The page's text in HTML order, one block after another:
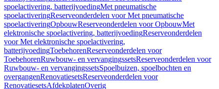
spoelactivering, batterijvoedingMet pneumatische
spoelactiveringReserveonderdelen voor Met pneumatische
spoelactiveringOpbouwReserveonderdelen voor OpbouwMet
elektronische spoelactivering, batterijvoedingReserveonderdelen
voor Met elektronische spoelactivering,
batterijvoedingToebehorenReserveonderdelen voor
ToebehorenRuwbouw- en vervangingssetsReserveonderdelen voor
Ruwbouw- en vervangingssetsSpoelbuizen, spoelbochten en
overgangenRenovatiesetsReserveonderdelen voor
RenovatiesetsAfdekplatenOverig